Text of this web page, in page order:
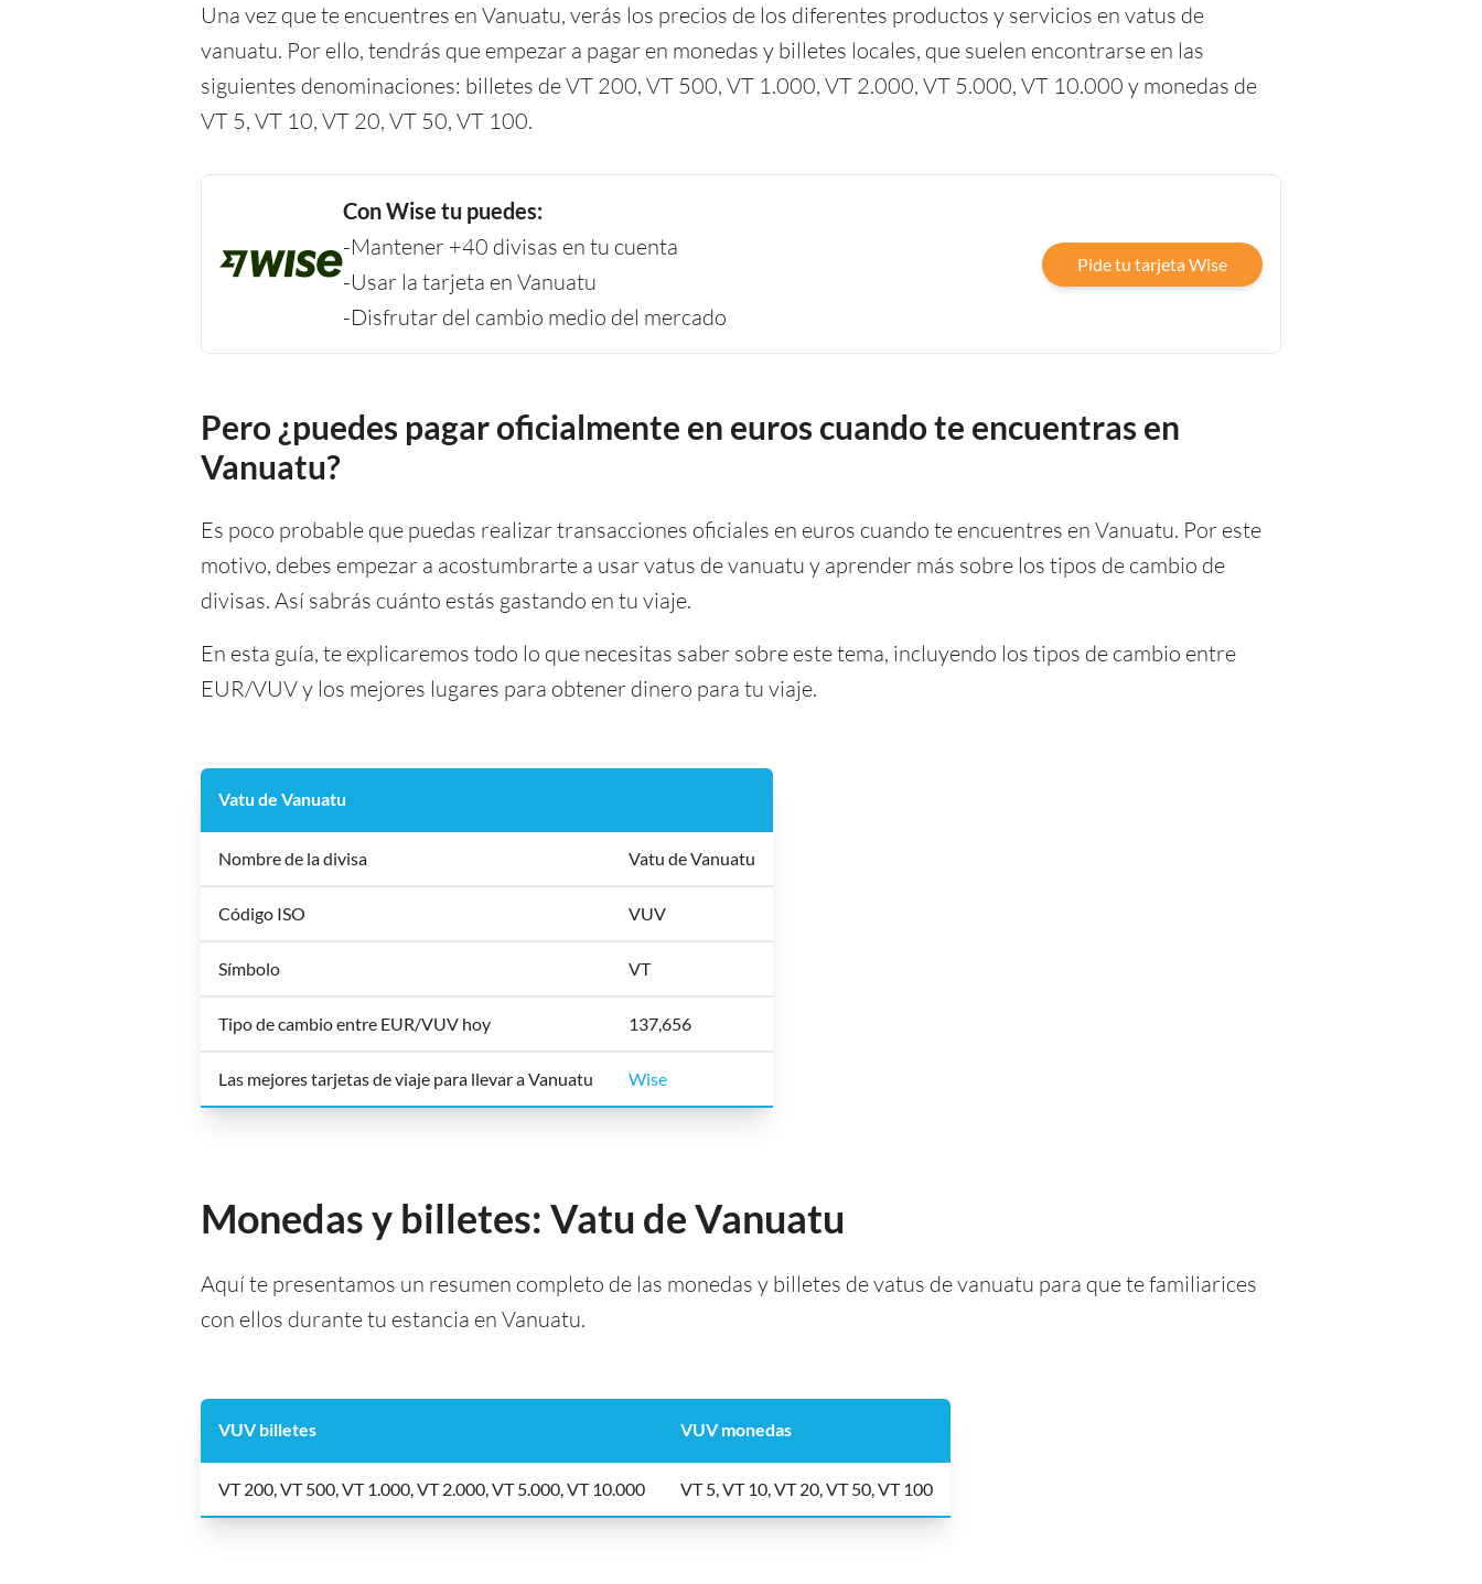
Una vez que te encuentres en Vanuatu, verás los precios de los diferentes productos y servicios en vatus de
vanuatu. Por ello, tendrás que empezar a pagar en monedas y billetes locales, que suelen encontrarse en las
siguientes denominaciones: billetes de VT 200, VT 500, VT 1.000, VT 2.000, VT 5.000, VT 10.000 y monedas de
VT 5, VT 10, VT 20, VT 50, VT 100.
Con Wise tu puedes:
-Mantener +40 divisas en tu cuenta
-Usar la tarjeta en Vanuatu
-Disfrutar del cambio medio del mercado
Pide tu tarjeta Wise
Pero ¿puedes pagar oficialmente en euros cuando te encuentras en
Vanuatu?
Es poco probable que puedas realizar transacciones oficiales en euros cuando te encuentres en Vanuatu. Por este
motivo, debes empezar a acostumbrarte a usar vatus de vanuatu y aprender más sobre los tipos de cambio de
divisas. Así sabrás cuánto estás gastando en tu viaje.
En esta guía, te explicaremos todo lo que necesitas saber sobre este tema, incluyendo los tipos de cambio entre
EUR/VUV y los mejores lugares para obtener dinero para tu viaje.
Vatu de Vanuatu
Nombre de la divisa Vatu de Vanuatu
Código ISO VUV
Símbolo VT
Tipo de cambio entre EUR/VUV hoy 137,656
Las mejores tarjetas de viaje para llevar a Vanuatu Wise
Monedas y billetes: Vatu de Vanuatu
Aquí te presentamos un resumen completo de las monedas y billetes de vatus de vanuatu para que te familiarices
con ellos durante tu estancia en Vanuatu.
VUV billetes VUV monedas
VT 200, VT 500, VT 1.000, VT 2.000, VT 5.000, VT 10.000 VT 5, VT 10, VT 20, VT 50, VT 100